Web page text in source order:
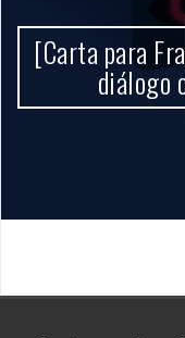
[Carta para
diálogo